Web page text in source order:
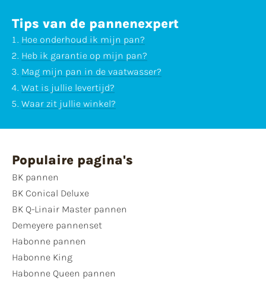
Tips van de pannenexpert
Hoe onderhoud ik mijn pan?
Heb ik garantie op mijn pan?
Mag mijn pan in de vaatwasser?
Wat is jullie levertijd?
Waar zit jullie winkel?
Populaire pagina's
BK pannen
BK Conical Deluxe
BK Q-Linair Master pannen
Demeyere pannenset
Habonne pannen
Habonne King
Habonne Queen pannen